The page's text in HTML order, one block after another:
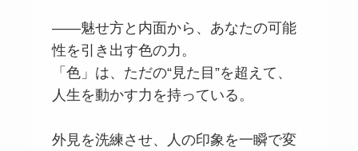
――魅せ方と内面から、あなたの可能
性を引き出す色の力。
「色」は、ただの“見た目”を超えて、
人生を動かす力を持っている。
外見を洗練させ、人の印象を一瞬で変